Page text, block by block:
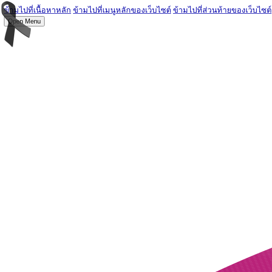
ข้ามไปที่เนื้อหาหลัก ข้ามไปที่เมนูหลักของเว็บไซต์ ข้ามไปที่ส่วนท้ายของเว็บไซต์
Open Menu